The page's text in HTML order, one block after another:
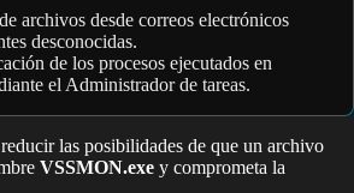
archivos desde correos electrónicos
desconocidas.
de los procesos ejecutados en
el Administrador de tareas.
las posibilidades de que un archivo
VSSMON.exe y comprometa la